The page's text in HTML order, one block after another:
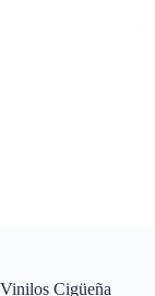
Vinilos Cigüeña